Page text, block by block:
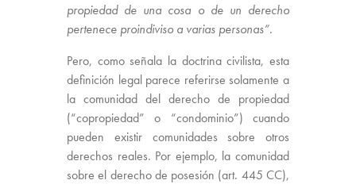
propiedad de una cosa o de un derecho
pertenece proindiviso a varias personas”.
Pero, como señala la doctrina civilista, esta
definición legal parece referirse solamente a
la comunidad del derecho de propiedad
(“copropiedad” o “condominio”) cuando
pueden existir comunidades sobre otros
derechos reales. Por ejemplo, la comunidad
sobre el derecho de posesión (art. 445 CC),